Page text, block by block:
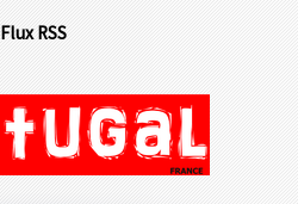
Flux RSS